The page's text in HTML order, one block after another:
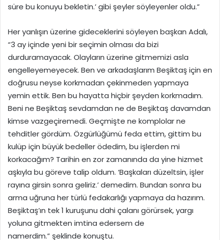
süre bu konuyu bekletin.’ gibi şeyler söyleyenler oldu.”
Her yanlışın üzerine gideceklerini söyleyen başkan Adalı,
“3 ay içinde yeni bir seçimin olması da bizi
durduramayacak. Olayların üzerine gitmemizi asla
engelleyemeyecek. Ben ve arkadaşlarım Beşiktaş için en
doğrusu neyse korkmadan çekinmeden yapmaya
yemin ettik. Ben bu hayatta hiçbir şeyden korkmadım.
Beni ne Beşiktaş sevdamdan ne de Beşiktaş davamdan
kimse vazgeçiremedi. Geçmişte ne komplolar ne
tehditler gördüm. Özgürlüğümü feda ettim, gittim bu
kulüp için büyük bedeller ödedim, bu işlerden mi
korkacağım? Tarihin en zor zamanında da yine hizmet
aşkıyla bu göreve talip oldum. ‘Başkaları düzeltsin, işler
rayına girsin sonra geliriz.’ demedim. Bundan sonra bu
arma uğruna her türlü fedakarlığı yapmaya da hazırım.
Beşiktaş’ın tek 1 kuruşunu dahi çalanı görürsek, yargı
yoluna gitmekten imtina edersem de
namerdim.” şeklinde konuştu.